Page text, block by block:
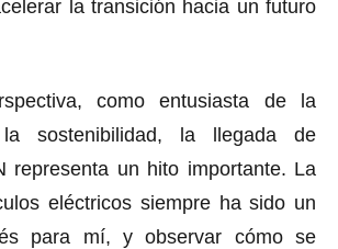
la transición hacia un futuro
como entusiasta de la
sostenibilidad, la llegada de
representa un hito importante. La
eléctricos siempre ha sido un
para mí, y observar cómo se